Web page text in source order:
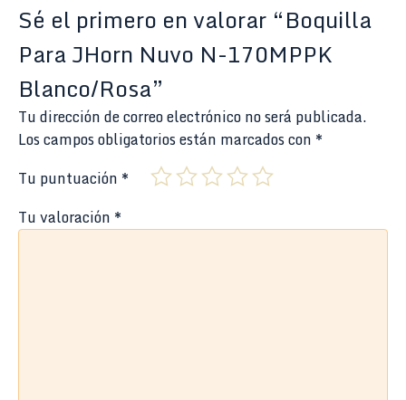
Sé el primero en valorar “Boquilla
Para JHorn Nuvo N-170MPPK
Blanco/Rosa”
Tu dirección de correo electrónico no será publicada.
Los campos obligatorios están marcados con *
Tu puntuación *
Tu valoración *